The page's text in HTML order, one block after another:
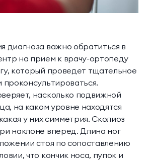
диагноза важно обратиться в
на прием к врачу-ортопеду
который проведет тщательное
насколько подвижной
на каком уровне находятся
у них симметрия. Сколиоз
наклоне вперед. Длина ног
стоя по сопоставлению
что кончик носа, пупок и